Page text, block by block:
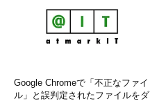
Google Chromeで「不正なファイ
ル」と誤判定されたファイルをダ